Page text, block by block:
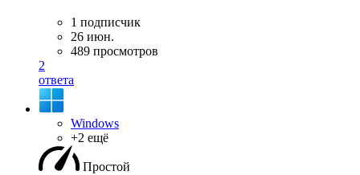
1 подписчик
26 июн.
489 просмотров
2
ответа
Windows
+2 ещё
Простой